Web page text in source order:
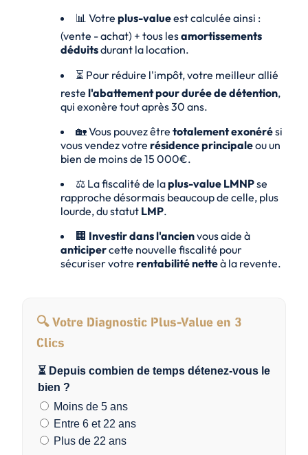
📊 Votre plus-valueest calculée ainsi :
(vente - achat) + tous lesamortissements
déduitsdurant la location.
⏳ Pour réduire l'impôt, votre meilleur allié
reste l'abattement pour durée de détention,
qui exonère tout après 30 ans.
🏡 Vous pouvez être totalement exonérési
vous vendez votre résidence principaleou un
bien de moins de 15 000€.
⚖️ La fiscalité de laplus-value LMNPse
rapproche désormais beaucoup de celle, plus
lourde, du statut LMP.
🏢 Investir dans l'ancienvous aide à
anticipercette nouvelle fiscalité pour
sécuriser votre rentabilité netteà la revente.
🔍 Votre Diagnostic Plus-Value en 3
Clics
⏳ Depuis combien de temps détenez-vous le
bien ?
Moins de 5 ans
Entre 6 et 22 ans
Plus de 22 ans